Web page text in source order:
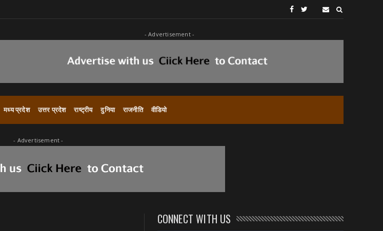
- Advertisement -
मध्य प्रदेश उत्तर प्रदेश राष्ट्रीय दुनिया राजनीति वीडियो
- Advertisement -
CONNECT WITH US